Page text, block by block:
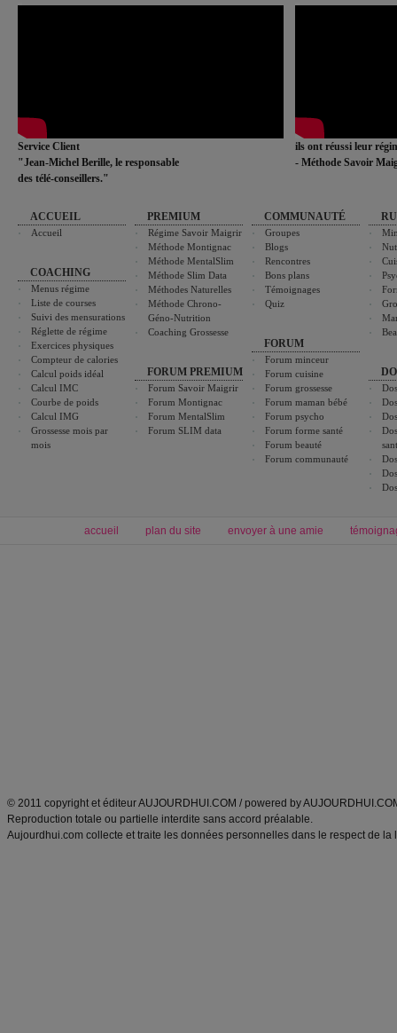
Service Client
"Jean-Michel Berille, le responsable
des télé-conseillers."
ils ont réussi leur
- Méthode Savoir
ACCUEIL
Accueil
COACHING
Menus régime
Liste de courses
Suivi des mensurations
Réglette de régime
Exercices physiques
Compteur de calories
Calcul poids idéal
Calcul IMC
Courbe de poids
Calcul IMG
Grossesse mois par
mois
PREMIUM
Régime Savoir Maigrir
Méthode Montignac
Méthode MentalSlim
Méthode Slim Data
Méthodes Naturelles
Méthode Chrono-
Géno-Nutrition
Coaching Grossesse
FORUM PREMIUM
Forum Savoir Maigrir
Forum Montignac
Forum MentalSlim
Forum SLIM data
COMMUNAUTÉ
Groupes
Blogs
Rencontres
Bons plans
Témoignages
Quiz
FORUM
Forum minceur
Forum cuisine
Forum grossesse
Forum maman bébé
Forum psycho
Forum forme santé
Forum beauté
Forum communauté
accueil plan du site envoyer à une amie
© 2011 copyright et éditeur AUJOURDHUI.COM / powered by
Reproduction totale ou partielle interdite sans accord préalable.
Aujourdhui.com collecte et traite les données personnelles dans le respect de